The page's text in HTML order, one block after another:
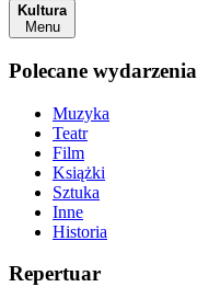
Kultura
Menu
Polecane wydarzenia
Muzyka
Teatr
Film
Książki
Sztuka
Inne
Historia
Repertuar